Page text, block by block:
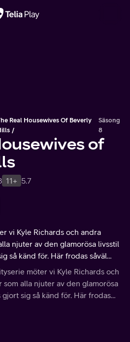
Real Housewives Of Beverly
Säsong
8
of
11+ 5.7
vi Kyle Richards och andra
njuter av den glamorösa livsstil
så känd för. Här frodas såväl
i en värld fylld av lyxvillor
möter vi Kyle Richards och
som alla njuter av den glamorösa
sig så känd för. Här frodas